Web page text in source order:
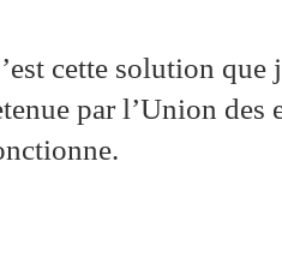
cette solution que
par l’Union des